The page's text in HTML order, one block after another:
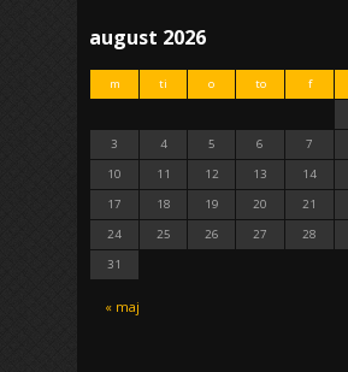
august 2026
m ti o to f
« maj
3
4 5 6 7
10
11 12 13 14
17
18 19 20 21
24
25 26 27 28
31